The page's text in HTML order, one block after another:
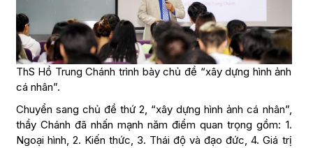
ThS Hồ Trung Chánh trình bày chủ đề “xây dựng hình ảnh
cá nhân”.
Chuyển sang chủ đề thứ 2, “xây dựng hình ảnh cá nhân”,
thầy Chánh đã nhấn mạnh năm điểm quan trọng gồm: 1.
Ngoại hình, 2. Kiến thức, 3. Thái độ và đạo đức, 4. Giá trị